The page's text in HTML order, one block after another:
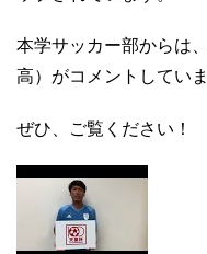
本学サッカー部からは
高）がコメントしていま
ぜひ、ご覧ください！